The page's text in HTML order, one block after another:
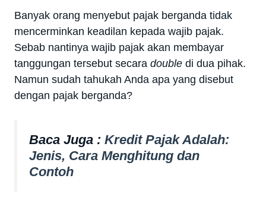
Banyak orang menyebut pajak berganda tidak
mencerminkan keadilan kepada wajib pajak.
Sebab nantinya wajib pajak akan membayar
tanggungan tersebut secara double di dua pihak.
Namun sudah tahukah Anda apa yang disebut
dengan pajak berganda?
Baca Juga : Kredit Pajak Adalah:
Jenis, Cara Menghitung dan
Contoh